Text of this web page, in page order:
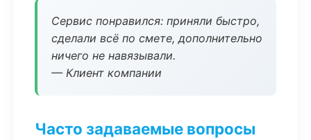
Сервис понравился: приняли быстро,
сделали всё по смете, дополнительно
ничего не навязывали.
— Клиент компании
Часто задаваемые вопросы